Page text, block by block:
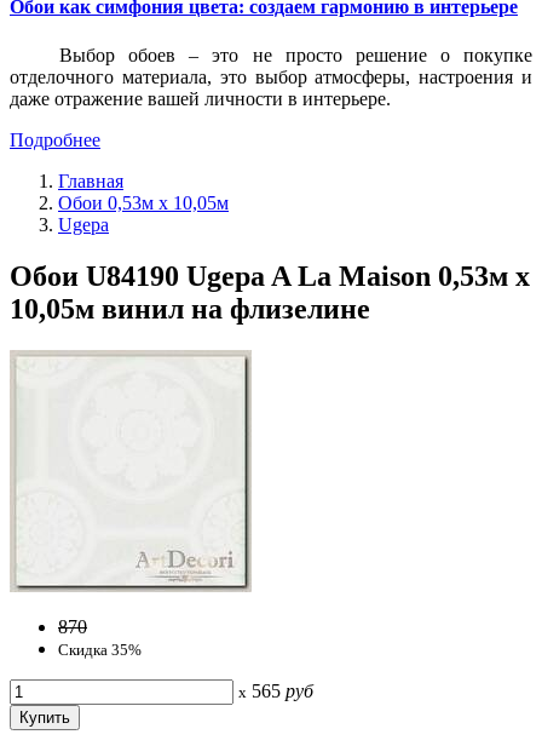
Обои как симфония цвета: создаем гармонию в интерьере
Выбор обоев – это не просто решение о покупке
отделочного материала, это выбор атмосферы, настроения и
даже отражение вашей личности в интерьере.
Подробнее
Главная
Обои 0,53м x 10,05м
Ugepa
Обои U84190 Ugepa A La Maison 0,53м x
10,05м винил на флизелине
870
Скидка 35%
x 565 руб